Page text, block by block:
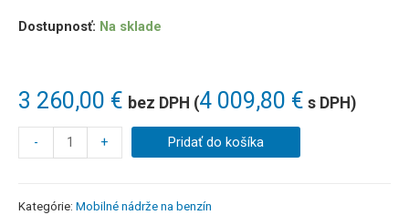
3 260,00 € bez DPH (4 009,80 € s DPH)
Dostupnosť: Na sklade
- + Pridať do košíka
Kategórie: Mobilné nádrže na benzín